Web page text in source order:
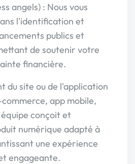
angels) : Nous vous
l'identification et
publics et
de soutenir votre
financière.
du site ou de l'application
app mobile,
conçoit et
numérique adapté à
une expérience
engageante.